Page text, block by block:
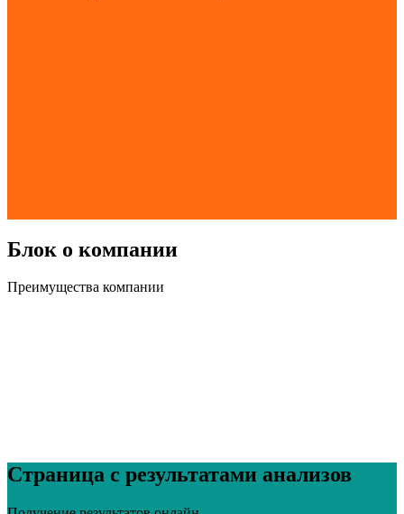
Блок о компании
Преимущества компании
Страница с результатами анализов